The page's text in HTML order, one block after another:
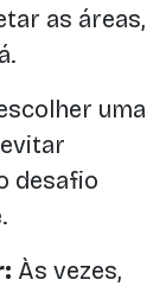
as áreas,
uma
desafio
Às vezes,